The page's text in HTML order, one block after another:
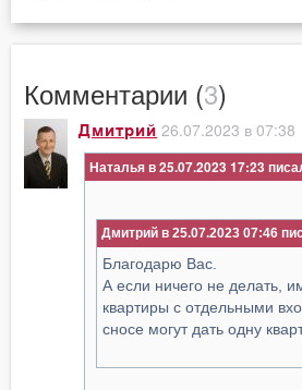
Комментарии (3)
Дмитрий 26.07.2023 в 07:38
Наталья в 25.07.2023 17:23
Дмитрий в 25.07.2023 07:46
Благодарю Вас.
А если ничего не делать,
квартиры с отдельными
сносе могут дать одну